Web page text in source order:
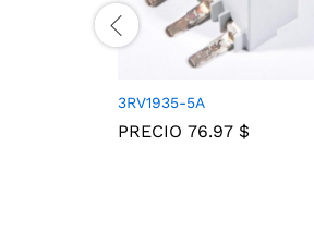
3RV1935-5A
PRECIO 76.97 $